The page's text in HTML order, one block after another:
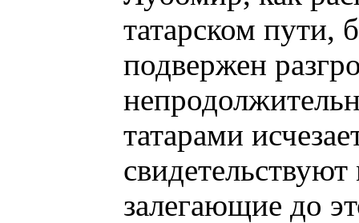
татарском пути,
подвержен
татарами
залегающие до